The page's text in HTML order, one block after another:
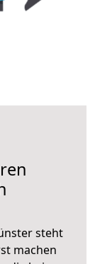
steht
machen